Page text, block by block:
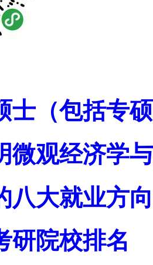
士（包括专
微观经济学
八大就业方
研院校排名